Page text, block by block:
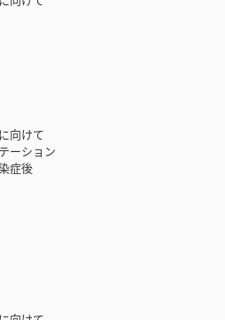
けて
ーション
症後